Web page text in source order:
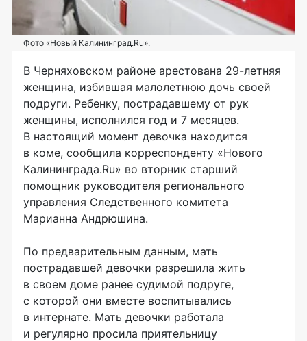
Фото «Новый Калининград.Ru».
В Черняховском районе арестована 29-летняя
женщина, избившая малолетнюю дочь своей
подруги. Ребенку, пострадавшему от рук
женщины, исполнился год и 7 месяцев.
В настоящий момент девочка находится
в коме, сообщила корреспонденту «Нового
Калининграда.Ru» во вторник старший
помощник руководителя регионального
управления Следственного комитета
Марианна Андрюшина.
По предварительным данным, мать
пострадавшей девочки разрешила жить
в своем доме ранее судимой подруге,
с которой они вместе воспитывались
в интернате. Мать девочки работала
и регулярно просила приятельницу